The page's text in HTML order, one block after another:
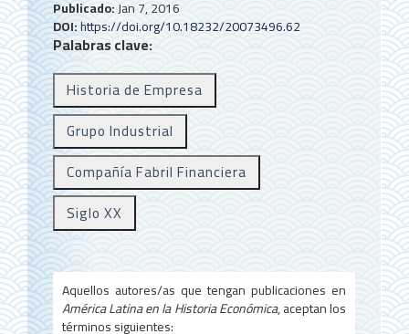
a
l
a
t
e
r
a
l
d
e
l
Publicado:Jan 7, 2016
DOI:https://doi.org/10.18232/20073496.62
Palabras clave:
Historia de Empresa
Grupo Industrial
Compañía Fabril Financiera
Siglo XX
Aquellos autores/as que tengan publicaciones en
América Latina en la Historia Económica, aceptan los
términos siguientes: